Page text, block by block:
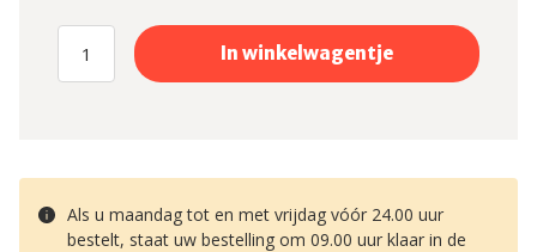
Als u maandag tot en met vrijdag vóór 24.00 uur
bestelt, staat uw bestelling om 09.00 uur klaar in de